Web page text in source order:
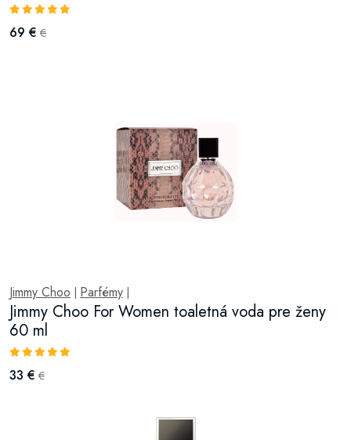
69 € €
Jimmy Choo Parfémy
Jimmy Choo For Women toaletná voda pre ženy
60 ml
33 € €